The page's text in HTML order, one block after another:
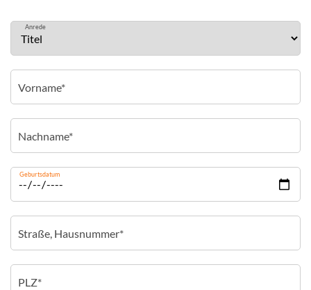
Anrede
Geburtsdatum